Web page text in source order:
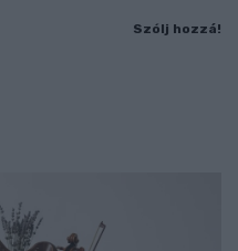
Szólj hozzá!